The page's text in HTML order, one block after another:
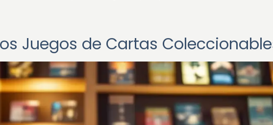
Juegos de Cartas